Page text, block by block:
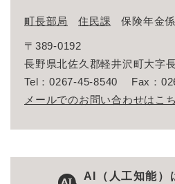
町長部局 住民課 保険年金係
〒389-0192
長野県北佐久郡軽井沢町大字
Tel：0267-45-8540
Fax：
メールでのお問い合わせはこ
AI（人工知能）